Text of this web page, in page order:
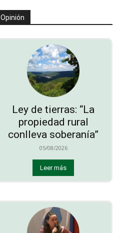
Opinión
Ley de tierras: “La
propiedad rural
conlleva soberanía”
05/08/2026
Leer más